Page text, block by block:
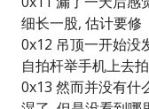
细长一股, 估计要修
0x12 吊顶一开始没
自拍杆举手机上去
0x13 然而并没有什